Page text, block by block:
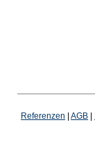
Referenzen AGB